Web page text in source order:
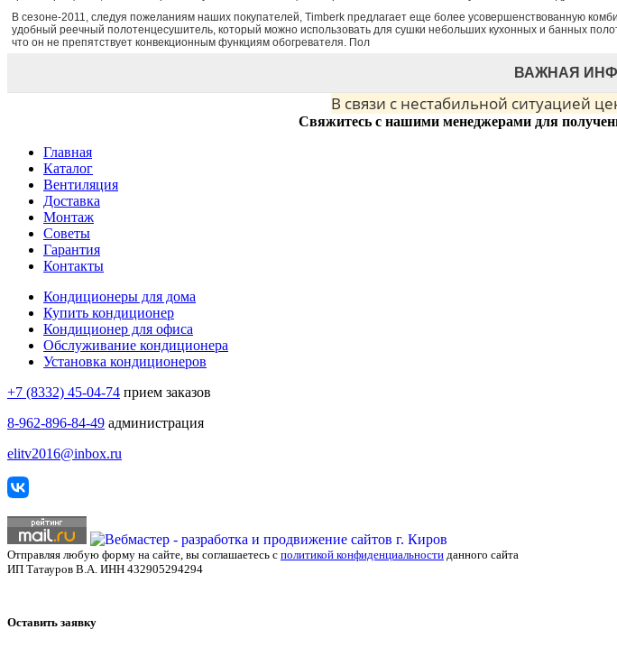
В сезоне-2011, следуя пожеланиям наших покупателей, Timberk предлагает еще более усовершенствованную
удобный реечный полотенцесушитель, который можно использовать для сушки небольших кухонных и банных
что он не препятствует конвекционным функциям обогревателя. Пол
ВАЖНАЯ
В связи с нестабильной ситуацией
Свяжитесь с нашими менеджерами для
Главная
Каталог
Вентиляция
Доставка
Монтаж
Советы
Гарантия
Контакты
Кондиционеры для дома
Купить кондиционер
Кондиционер для офиса
Обслуживание кондиционера
Установка кондиционеров
+7 (8332) 45-04-74 прием заказов
8-962-896-84-49 администрация
elitv2016@inbox.ru
Отправляя любую форму на сайте, вы соглашаетесь с политикой конфиденциальности данного сайта
ИП Татауров В.А. ИНН 432905294294
Оставить заявку